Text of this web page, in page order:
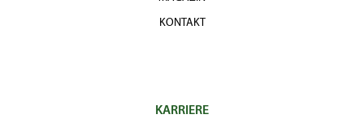
KONTAKT
KARRIERE